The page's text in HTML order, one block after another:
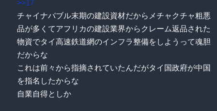
>>17
チャイナバブル末期の建設資材だからメチャクチャ粗悪
品が多くてアフリカの建設業界からクレーム返品された
物資でタイ高速鉄道網のインフラ整備をしようって魂胆
だからな
これは前々から指摘されていたんだがタイ国政府が中国
を指名したからな
自業自得としか